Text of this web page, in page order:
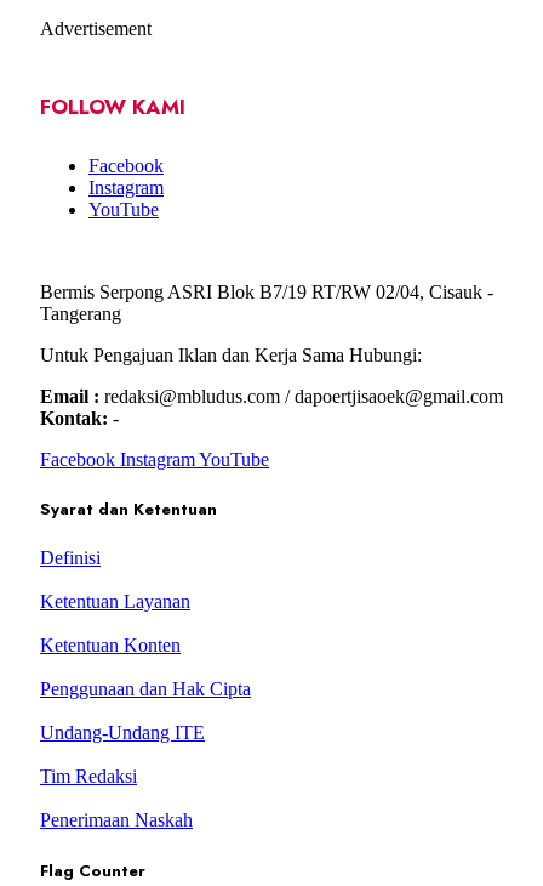
Advertisement
FOLLOW KAMI
Facebook
Instagram
YouTube
Bermis Serpong ASRI Blok B7/19 RT/RW 02/04, Cisauk -
Tangerang
Untuk Pengajuan Iklan dan Kerja Sama Hubungi:
Email : redaksi@mbludus.com / dapoertjisaoek@gmail.com
Kontak: -
Facebook InstagramYouTube
Syarat dan Ketentuan
Definisi
Ketentuan Layanan
Ketentuan Konten
Penggunaan dan Hak Cipta
Undang-Undang ITE
Tim Redaksi
Penerimaan Naskah
Flag Counter